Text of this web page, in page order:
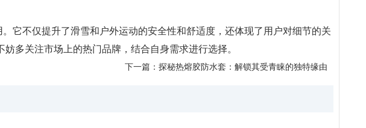
它不仅提升了滑雪和户外运动的安全性和舒适度，还体现了用户对细节的关
多关注市场上的热门品牌，结合自身需求进行选择。
下一篇： 探秘热熔胶防水套：解锁其受青睐的独特缘由